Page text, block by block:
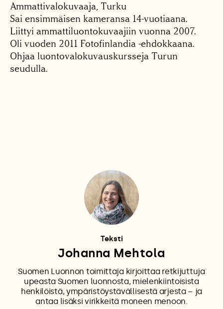
Ammattivalokuvaaja, Turku
Sai ensimmäisen kameransa 14-vuotiaana.
Liittyi ammattiluontokuvaajiin vuonna 2007.
Oli vuoden 2011 Fotofinlandia -ehdokkaana.
Ohjaa luontovalokuvauskursseja Turun
seudulla.
Teksti
Johanna Mehtola
Suomen Luonnon toimittaja kirjoittaa retkijuttuja
upeasta Suomen luonnosta, mielenkiintoisista
henkilöistä, ympäristöystävällisestä arjesta – ja
antaa lisäksi virikkeitä moneen menoon.